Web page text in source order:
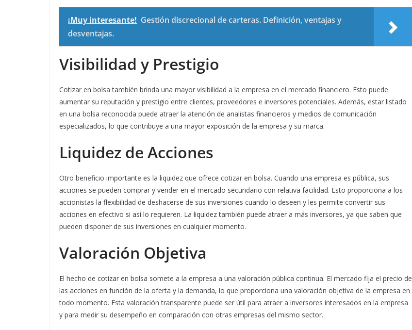
¡Muy interesante! Gestión discrecional de carteras. Definición, ventajas y
desventajas.
Visibilidad y Prestigio
Cotizar en bolsa también brinda una mayor visibilidad a la empresa en el mercado financiero. Esto puede
aumentar su reputación y prestigio entre clientes, proveedores e inversores potenciales. Además, estar listado
en una bolsa reconocida puede atraer la atención de analistas financieros y medios de comunicación
especializados, lo que contribuye a una mayor exposición de la empresa y su marca.
Liquidez de Acciones
Otro beneficio importante es la liquidez que ofrece cotizar en bolsa. Cuando una empresa es pública, sus
acciones se pueden comprar y vender en el mercado secundario con relativa facilidad. Esto proporciona a los
accionistas la flexibilidad de deshacerse de sus inversiones cuando lo deseen y les permite convertir sus
acciones en efectivo si así lo requieren. La liquidez también puede atraer a más inversores, ya que saben que
pueden disponer de sus inversiones en cualquier momento.
Valoración Objetiva
El hecho de cotizar en bolsa somete a la empresa a una valoración pública continua. El mercado fija el precio de
las acciones en función de la oferta y la demanda, lo que proporciona una valoración objetiva de la empresa en
todo momento. Esta valoración transparente puede ser útil para atraer a inversores interesados en la empresa
y para medir su desempeño en comparación con otras empresas del mismo sector.